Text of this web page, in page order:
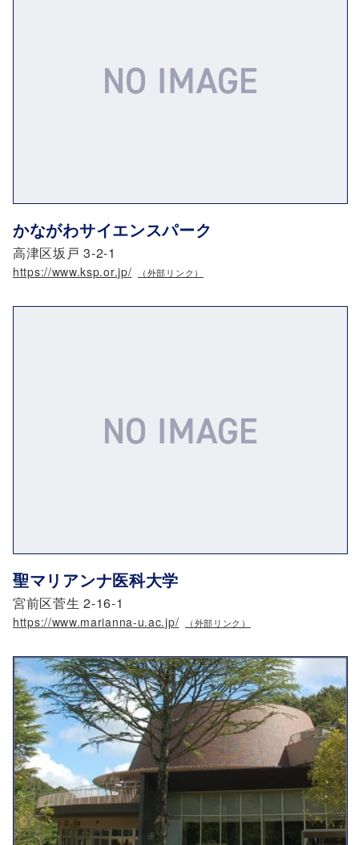
かながわサイエンスパーク
高津区坂戸 3-2-1
https://www.ksp.or.jp/
聖マリアンナ医科大学
宮前区菅生 2-16-1
https://www.marianna-u.ac.jp/